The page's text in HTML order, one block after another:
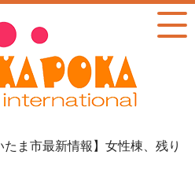
ま市最新情報】女性棟、残り